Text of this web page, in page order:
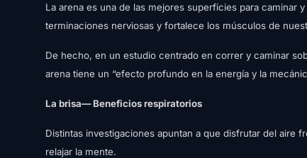
La arena es una de las mejores superficies para caminar
terminaciones nerviosas y fortalece los músculos de
De hecho, en un estudio centrado en correr y caminar
arena tiene un “efecto profundo en la energía y la
La brisa— Beneficios respiratorios
Distintas investigaciones apuntan a que disfrutar del aire
relajar la mente.